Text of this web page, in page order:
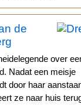
de
over
Nadat een meisje
door haar
ze naar huis